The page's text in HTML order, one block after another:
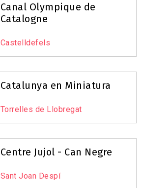
Canal Olympique de
Catalogne
Castelldefels
Catalunya en Miniatura
Torrelles de Llobregat
Centre Jujol - Can Negre
Sant Joan Despí